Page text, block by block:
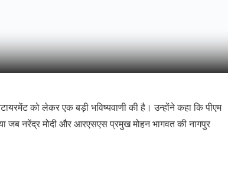
को लेकर एक बड़ी भविष्यवाणी की है। उन्होंने कहा कि पीएम
नरेंद्र मोदी और आरएसएस प्रमुख मोहन भागवत की नागपुर